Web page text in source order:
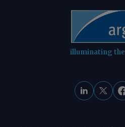
illuminating